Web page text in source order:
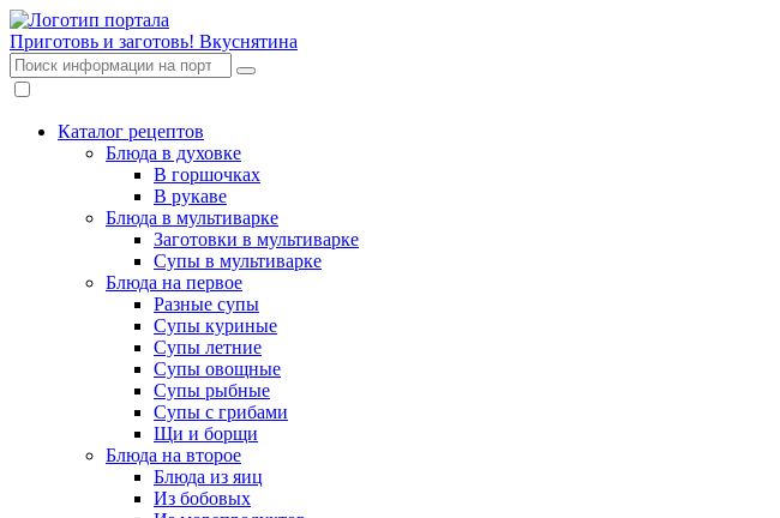
Приготовь и заготовь! Вкуснятина
Каталог рецептов
Блюда в духовке
В горшочках
В рукаве
Блюда в мультиварке
Заготовки в мультиварке
Супы в мультиварке
Блюда на первое
Разные супы
Супы куриные
Супы летние
Супы овощные
Супы рыбные
Супы с грибами
Щи и борщи
Блюда на второе
Блюда из яиц
Из бобовых